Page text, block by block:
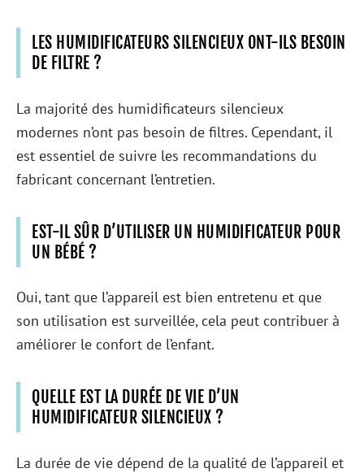
LES HUMIDIFICATEURS SILENCIEUX ONT-ILS BESOIN
DE FILTRE ?
La majorité des humidificateurs silencieux
modernes n’ont pas besoin de filtres. Cependant, il
est essentiel de suivre les recommandations du
fabricant concernant l’entretien.
EST-IL SÛR D’UTILISER UN HUMIDIFICATEUR POUR
UN BÉBÉ ?
Oui, tant que l’appareil est bien entretenu et que
son utilisation est surveillée, cela peut contribuer à
améliorer le confort de l’enfant.
QUELLE EST LA DURÉE DE VIE D’UN
HUMIDIFICATEUR SILENCIEUX ?
La durée de vie dépend de la qualité de l’appareil et